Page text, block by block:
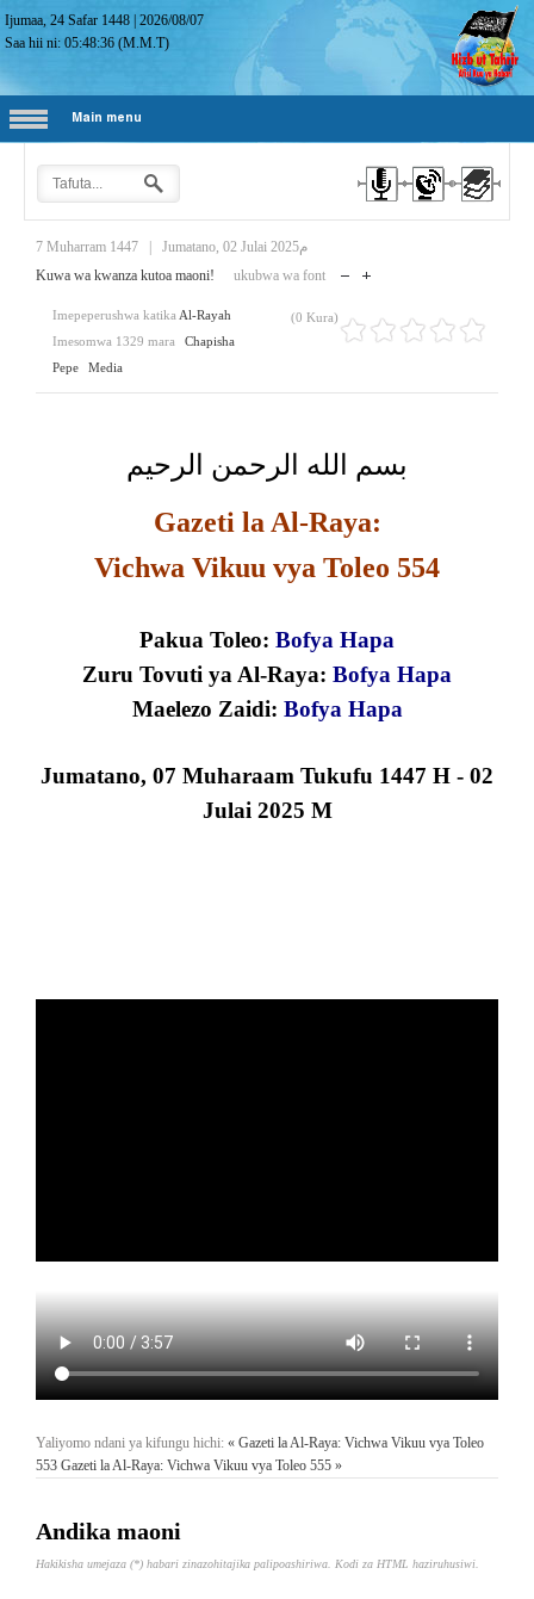
Ijumaa, 24 Safar 1448 |2026/08/07
Saa hii ni:05:48:37 (M.M.T)
Main menu
7 Muharram 1447
Jumatano, 02 Julai 2025م
Kuwa wa kwanza kutoa maoni!
ukubwa wa font
Imepeperushwa katika Al-Rayah
Imesomwa 1329 mara
Chapisha
Pepe
Media
(0 Kura)
بسم الله الرحمن الرحيم
Gazeti la Al-Raya:
Vichwa Vikuu vya Toleo 554
Pakua Toleo: Bofya Hapa
Zuru Tovuti ya Al-Raya: Bofya Hapa
Maelezo Zaidi: Bofya Hapa
Jumatano, 07 Muharaam Tukufu 1447 H - 02
Julai 2025 M
Yaliyomo ndani ya kifungu hichi: « Gazeti la Al-Raya: Vichwa Vikuu vya Toleo
553 Gazeti la Al-Raya: Vichwa Vikuu vya Toleo 555 »
Andika maoni
Hakikisha umejaza (*) habari zinazohitajika palipoashiriwa. Kodi za HTML haziruhusiwi.